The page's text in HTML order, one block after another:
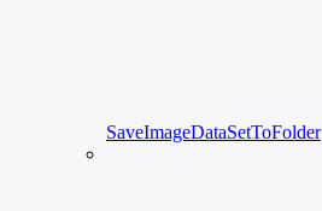
SaveImageDataSetToFolder